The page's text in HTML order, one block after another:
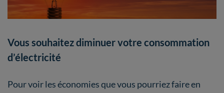
Vous souhaitez diminuer votre consommation
d’électricité
Pour voir les économies que vous pourriez faire en